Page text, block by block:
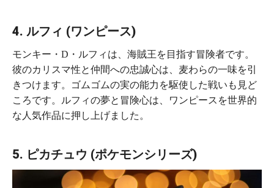
4. ルフィ (ワンピース)
モンキー・D・ルフィは、海賊王を目指す冒険者です。
彼のカリスマ性と仲間への忠誠心は、麦わらの一味を引
きつけます。ゴムゴムの実の能力を駆使した戦いも見ど
ころです。ルフィの夢と冒険心は、ワンピースを世界的
な人気作品に押し上げました。
5. ピカチュウ (ポケモンシリーズ)